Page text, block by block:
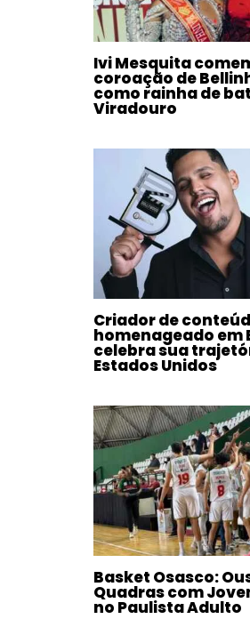
Ivi Mesquita
coroação de
como rainha de
Viradouro
Criador de
homenageado em
celebra sua
Estados Unidos
Basket Osasco:
Quadras com
no Paulista Adulto